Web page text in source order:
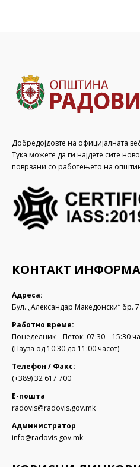
Добредојдовте на официјалната
Тука можете да ги најдете сите
поврзани со работењето на
КОНТАКТ
Адреса:
Бул. „Александар Македонски“ бр.
Работно време:
Понеделник – Петок: 07:30 – 15:30
(Пауза од 10:30 до 11:00 часот)
Телефон / Факс:
(+389) 32 617 700
Е-пошта
radovis@radovis.gov.mk
Администратор
info@radovis.gov.mk